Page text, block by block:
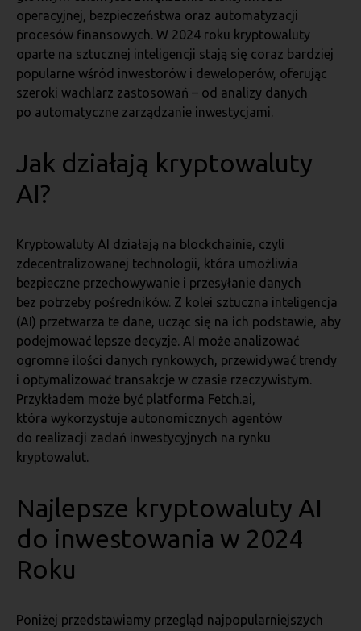
operacyjnej, bezpieczeństwa oraz automatyzacji
procesów finansowych. W 2024 roku kryptowaluty
oparte na sztucznej inteligencji stają się coraz bardziej
popularne wśród inwestorów i deweloperów, oferując
szeroki wachlarz zastosowań – od analizy danych
po automatyczne zarządzanie inwestycjami.
Jak działają kryptowaluty
AI?
Kryptowaluty AI działają na blockchainie, czyli
zdecentralizowanej technologii, która umożliwia
bezpieczne przechowywanie i przesyłanie danych
bez potrzeby pośredników. Z kolei sztuczna inteligencja
(AI) przetwarza te dane, ucząc się na ich podstawie, aby
podejmować lepsze decyzje. AI może analizować
ogromne ilości danych rynkowych, przewidywać trendy
i optymalizować transakcje w czasie rzeczywistym.
Przykładem może być platforma Fetch.ai,
która wykorzystuje autonomicznych agentów
do realizacji zadań inwestycyjnych na rynku
kryptowalut.
Najlepsze kryptowaluty AI
do inwestowania w 2024
Roku
Poniżej przedstawiamy przegląd najpopularniejszych